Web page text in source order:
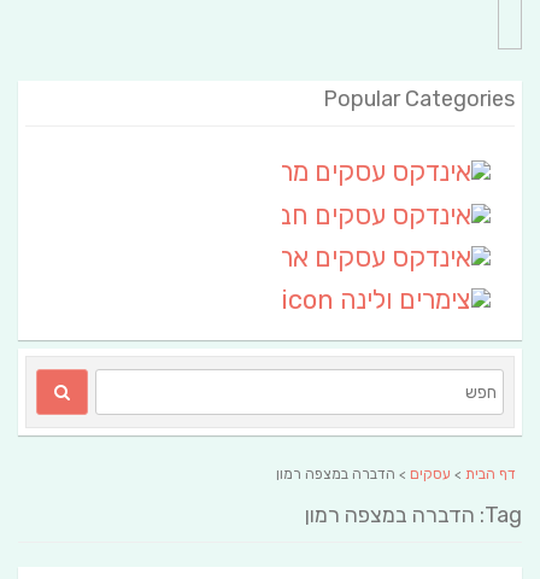
Popular Categories
דף הבית > עסקים > הדברה במצפה רמון
Tag: הדברה במצפה רמון